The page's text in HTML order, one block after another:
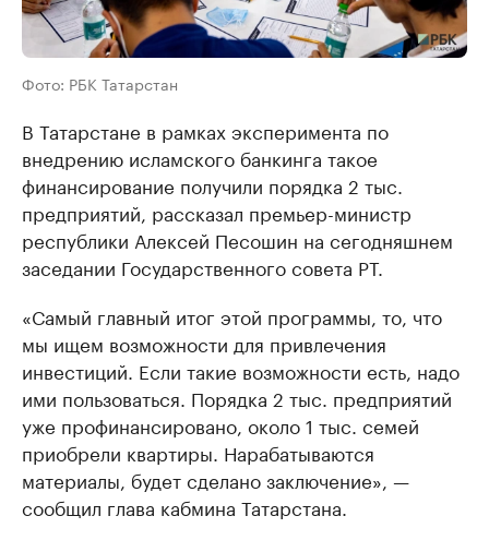
Фото: РБК Татарстан
В Татарстане в рамках эксперимента по
внедрению исламского банкинга такое
финансирование получили порядка 2 тыс.
предприятий, рассказал премьер-министр
республики Алексей Песошин на сегодняшнем
заседании Государственного совета РТ.
«Самый главный итог этой программы, то, что
мы ищем возможности для привлечения
инвестиций. Если такие возможности есть, надо
ими пользоваться. Порядка 2 тыс. предприятий
уже профинансировано, около 1 тыс. семей
приобрели квартиры. Нарабатываются
материалы, будет сделано заключение», —
сообщил глава кабмина Татарстана.